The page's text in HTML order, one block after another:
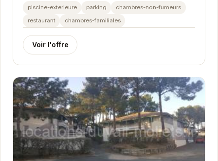
atmosphère chaleureuse et ses équipements de
piscine-exterieure parking
chambres-non-fumeurs
restaurant
chambres-familiales
Voir l'offre